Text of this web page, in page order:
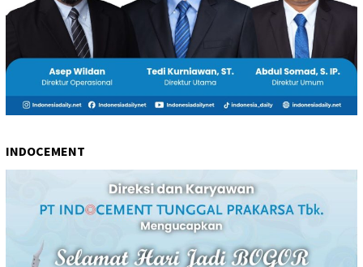
INDOCEMENT